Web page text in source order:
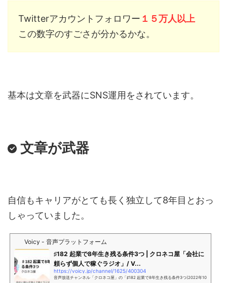
Twitterアカウントフォロワー １５万人以上
この数字のすごさが分かるかな。
基本は文章を武器にSNS運用をされています。
文章が武器
自信もキャリアがとても長く独立して8年目とおっ
しゃっていました。
Voicy - 音声プラットフォーム
♯182 起業で8年生き残る条件3つ | クロネコ屋「会社に
頼らず個人で稼ぐラジオ」/ V...
https://voicy.jp/channel/1625/400304
音声放送チャンネル「クロネコ屋」の「♯182 起業で8年生き残る条件3つ(2022年10